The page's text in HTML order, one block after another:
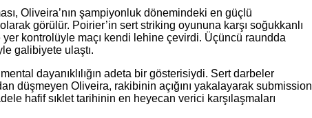
Oliveira’nın şampiyonluk dönemindeki en güçlü
görülür. Poirier’in sert striking oyununa karşı soğukkanlı
kontrolüyle maçı kendi lehine çevirdi. Üçüncü raundda
galibiyete ulaştı.
dayanıklılığın adeta bir gösterisiydi. Sert darbeler
düşmeyen Oliveira, rakibinin açığını yakalayarak submission
hafif sıklet tarihinin en heyecan verici karşılaşmaları